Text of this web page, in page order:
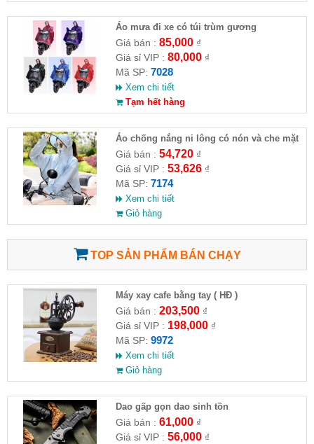
Áo mưa đi xe có túi trùm gương
Giá bán : 85,000₫
Giá sỉ VIP : 80,000₫
Mã SP: 7028
Xem chi tiết
Tạm hết hàng
Áo chống nắng ni lông có nón và che mặt
Giá bán : 54,720₫
Giá sỉ VIP : 53,626₫
Mã SP: 7174
Xem chi tiết
Giỏ hàng
TOP SẢN PHẨM BÁN CHẠY
Máy xay cafe bằng tay ( HĐ )
Giá bán : 203,500₫
Giá sỉ VIP : 198,000₫
Mã SP: 9972
Xem chi tiết
Giỏ hàng
Dao gấp gọn dao sinh tồn
Giá bán : 61,000₫
Giá sỉ VIP : 56,000₫